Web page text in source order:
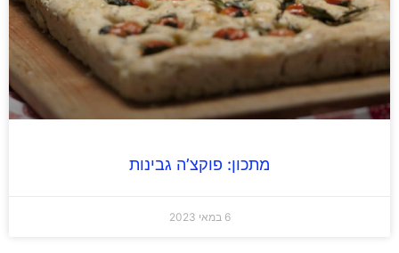
מתכון: פוקצ’ה גבינות